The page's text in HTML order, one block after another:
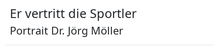
Er vertritt die Sportler
Portrait Dr. Jörg Möller